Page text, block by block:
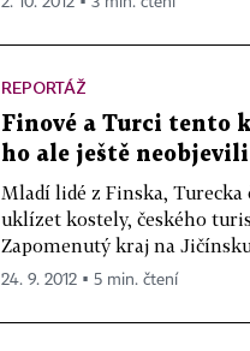
REPORTÁŽ
Finové a Turci tento
ho ale ještě neobjevili
Mladí lidé z Finska,
uklízet kostely, českého
Zapomenutý kraj na
24. 9. 2012 ▪ 5 min. čtení